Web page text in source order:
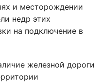
и месторождении
недр этих
на подключение в
железной дороги